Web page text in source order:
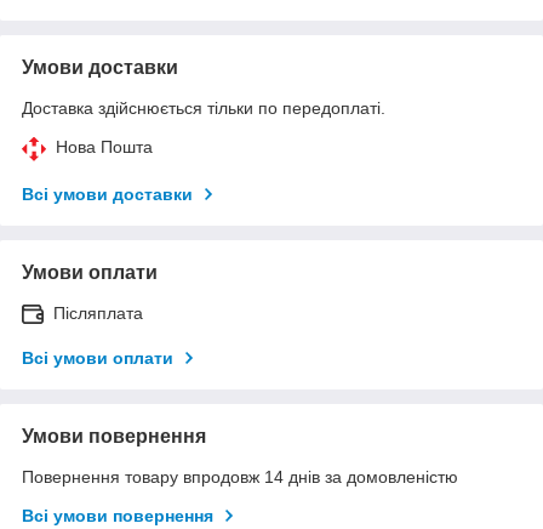
Умови доставки
Доставка здійснюється тільки по передоплаті.
Нова Пошта
Всі умови доставки
Умови оплати
Післяплата
Всі умови оплати
Умови повернення
Повернення товару впродовж 14 днів за домовленістю
Всі умови повернення